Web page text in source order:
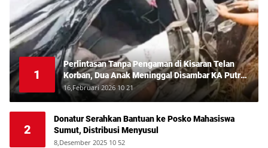
1
Perlintasan Tanpa Pengaman di Kisaran Telan
Korban, Dua Anak Meninggal Disambar KA Putri
Deli
16,Februari 2026 10 21
2
Donatur Serahkan Bantuan ke Posko Mahasiswa
Sumut, Distribusi Menyusul
8,Desember 2025 10 52